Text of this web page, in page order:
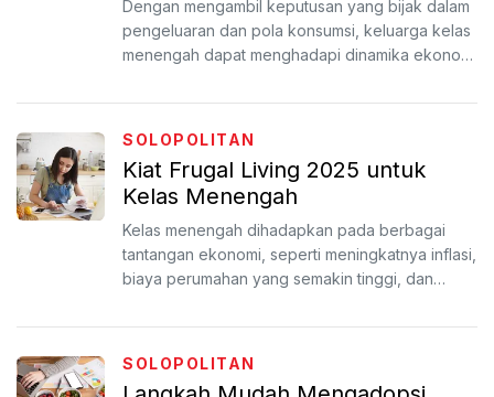
Dengan mengambil keputusan yang bijak dalam
pengeluaran dan pola konsumsi, keluarga kelas
menengah dapat menghadapi dinamika ekonomi
SOLOPOLITAN
Kiat Frugal Living 2025 untuk
Kelas Menengah
Kelas menengah dihadapkan pada berbagai
tantangan ekonomi, seperti meningkatnya inflasi,
biaya perumahan yang semakin tinggi, dan
SOLOPOLITAN